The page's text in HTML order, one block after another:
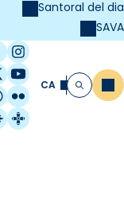
Santoral del dia
SAVA
Instagram
Twitter
YouTube
Flickr
Estel
Catalunya
CA Cerca